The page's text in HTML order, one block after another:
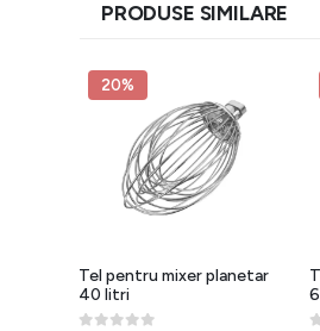
PRODUSE SIMILARE
20%
Tel pentru mixer planetar
40 litri